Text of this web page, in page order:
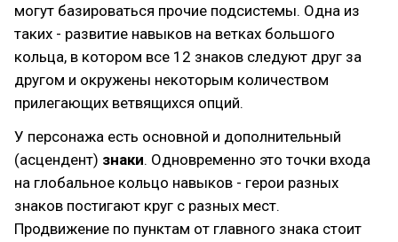
могут базироваться прочие подсистемы. Одна из
таких - развитие навыков на ветках большого
кольца, в котором все 12 знаков следуют друг за
другом и окружены некоторым количеством
прилегающих ветвящихся опций.
У персонажа есть основной и дополнительный
(асцендент) знаки. Одновременно это точки входа
на глобальное кольцо навыков - герои разных
знаков постигают круг с разных мест.
Продвижение по пунктам от главного знака стоит